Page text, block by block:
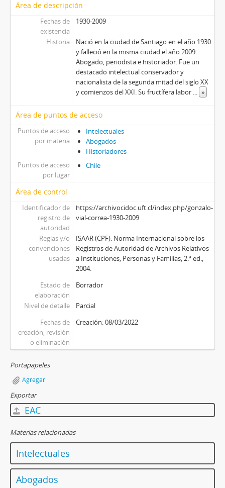
Área de descripción
Fechas de
existencia
1930-2009
Historia
Nació en la ciudad de Santiago en el año 1930
y falleció en la misma ciudad el año 2009.
Abogado, periodista e historiador. Fue un
destacado intelectual conservador y
nacionalista de la segunda mitad del siglo XX
y comienzos del XXI. Su fructífera labor ... »
Área de puntos de acceso
Puntos de acceso
por materia
Intelectuales
Abogados
Historiadores
Puntos de acceso
por lugar
Chile
Área de control
Identificador de
registro de
autoridad
https://archivocidoc.uft.cl/index.php/gonzalo-
vial-correa-1930-2009
Reglas y/o
convenciones
usadas
ISAAR (CPF). Norma Internacional sobre los
Registros de Autoridad de Archivos Relativos
a Instituciones, Personas y Familias, 2.ª ed.,
2004.
Estado de
elaboración
Borrador
Nivel de detalle
Parcial
Fechas de
creación, revisión
o eliminación
Creación: 08/03/2022
Portapapeles
Agregar
Exportar
EAC
Materias relacionadas
Intelectuales
Abogados